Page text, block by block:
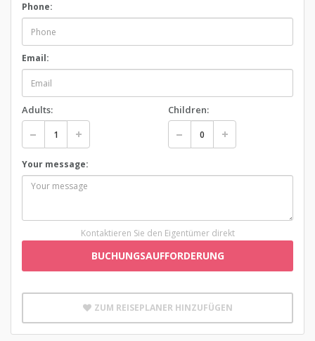
Phone:
Email:
Adults: Children:
Your message:
Kontaktieren Sie den Eigentümer direkt
BUCHUNGSAUFFORDERUNG
ZUM REISEPLANER HINZUFÜGEN